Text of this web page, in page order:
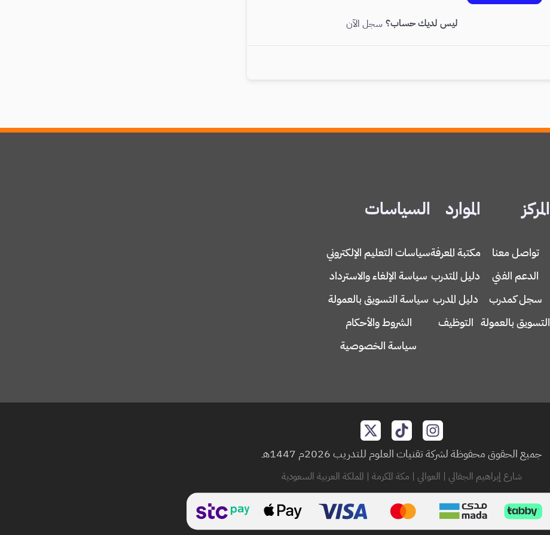
ليس لديك حساب؟ سجل الآن
المركز
تواصل معنا
الدعم الفني
سجل كمدرب
التسويق بالعمولة
الموارد
مكتبة المعرفة
دليل المتدرب
دليل المدرب
التوظيف
السياسات
سياسات التعليم الإلكتروني
سياسة الإلغاء والاسترداد
سياسة التسويق بالعمولة
الشروط والأحكام
سياسة الخصوصية
جميع الحقوق محفوظة لشركة تقنيات العلوم للتدريب 2026م 1447هـ
شارع إبراهيم الجفالي | العوالي | مكة المكرمة | المملكة العربية السعودية